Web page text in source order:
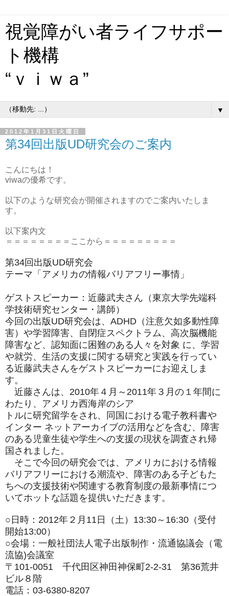
視覚障がい者ライフサポー
ト機構
“ｖｉｗａ”
▼
2012年1月31日火曜日
第34回出版UD研究会のご案内
こんにちは！
viwaの優希です。
以下のような研究会が開催されますのでご案内いたしま
す。
以下案内文
＝＝＝＝＝＝＝＝ここから＝＝＝＝＝＝＝＝＝
第34回出版UD研究会
テーマ「アメリカの情報バリアフリー事情」
ゲストスピーカー：近藤武夫さん（東京大学先端科
学技術研究センター・講師）
今回の出版UD研究会は、ADHD（注意欠如多動性障
害） や学習障害、自閉症スペク トラム、高次脳機能
障害など、認知面に困難のある人々を対象 に、学習
や就労、 生活の支援に関する研究と実践を行ってい
る近藤武夫さんをゲスト スピーカーにお迎えしま
す。
近藤さんは、2010年４月～2011年３月の１年間に
わたり、 アメリカ西海岸のシア
トルに研究留学をされ、同国における電子教科書や
インター ネットアーカイブの活用などを含む、 障害
のある児童生徒や学生への支援の現状を調査され帰
国さ れました。
そこで今回の研究会では、 アメリカにおける情報
バリアフリーにおける潮流や、 障害のある子どもた
ちへの支援技術や関連する教育制度の最新事情につ
いてホットな話題を提供いただきます。
○日時：2012年２月11日（土）13:30～16:30（ 受付
開始13:00）
○会場：一般社団法人電子出版制作・流通協議会（電
流協)会議室
〒101-0051 千代田区神田神保町2-2-31 第36荒井
ビル８階
電話：03-6380-8207